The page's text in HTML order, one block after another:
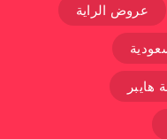
عروض الراية
هايبر